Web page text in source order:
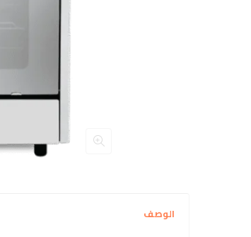
الوصف